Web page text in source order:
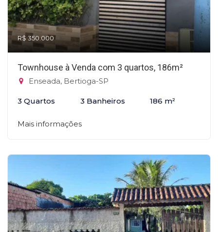
R$ 350.000
Townhouse à Venda com 3 quartos, 186m²
Enseada, Bertioga-SP
3 Quartos 3 Banheiros 186 m²
Mais informações